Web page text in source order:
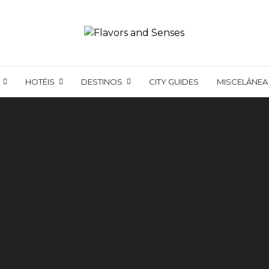
HOTÉIS DESTINOS CITY GUIDES MISCELÂNEA